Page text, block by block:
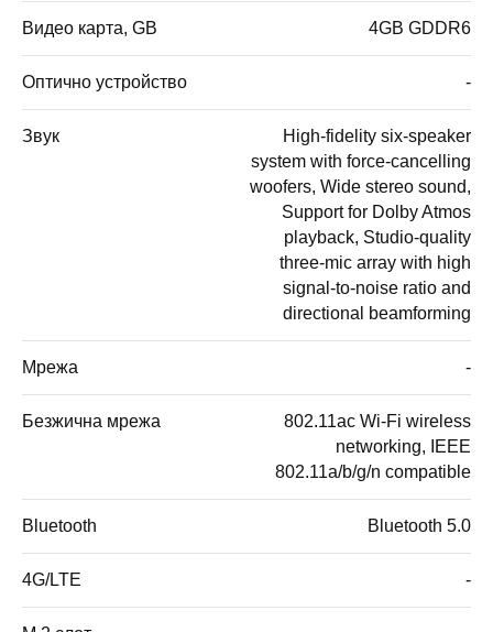
Видео карта, GB 4GB GDDR6
Оптично устройство -
Звук
High-fidelity six-speaker
system with force-cancelling
woofers, Wide stereo sound,
Support for Dolby Atmos
playback, Studio-quality
three-mic array with high
signal-to-noise ratio and
directional beamforming
Мрежа -
Безжична мрежа
802.11ac Wi-Fi wireless
networking, IEEE
802.11a/b/g/n compatible
Bluetooth Bluetooth 5.0
4G/LTE -